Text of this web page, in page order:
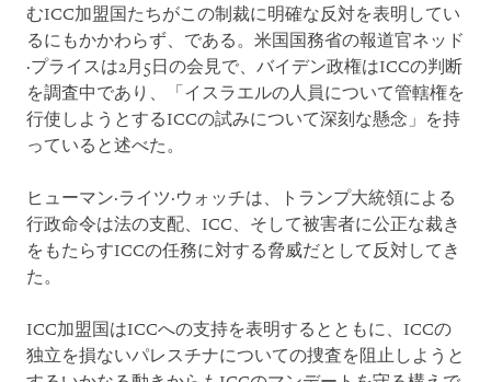
むICC加盟国たちがこの制裁に明確な反対を表明してい
るにもかかわらず、である。米国国務省の報道官ネッド
·プライスは2月5日の会見で、バイデン政権はICCの判断
を調査中であり、「イスラエルの人員について管轄権を
行使しようとするICCの試みについて深刻な懸念」を持
っていると述べた。
ヒューマン·ライツ·ウォッチは、トランプ大統領による
行政命令は法の支配、ICC、そして被害者に公正な裁き
をもたらすICCの任務に対する脅威だとして反対してき
た。
ICC加盟国はICCへの支持を表明するとともに、ICCの
独立を損ないパレスチナについての捜査を阻止しようと